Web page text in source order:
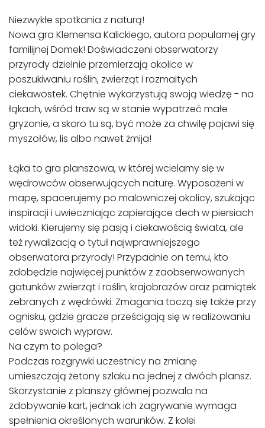
Niezwykłe spotkania z naturą!
Nowa gra Klemensa Kalickiego, autora popularnej gry
familijnej Domek! Doświadczeni obserwatorzy
przyrody dzielnie przemierzają okolice w
poszukiwaniu roślin, zwierząt i rozmaitych
ciekawostek. Chętnie wykorzystują swoją wiedzę - na
łąkach, wśród traw są w stanie wypatrzeć małe
gryzonie, a skoro tu są, być może za chwilę pojawi się
myszołów, lis albo nawet żmija!
Łąka to gra planszowa, w której wcielamy się w
wędrowców obserwujących naturę. Wyposażeni w
mapę, spacerujemy po malowniczej okolicy, szukając
inspiracji i uwieczniając zapierające dech w piersiach
widoki. Kierujemy się pasją i ciekawością świata, ale
też rywalizacją o tytuł najwprawniejszego
obserwatora przyrody! Przypadnie on temu, kto
zdobędzie najwięcej punktów z zaobserwowanych
gatunków zwierząt i roślin, krajobrazów oraz pamiątek
zebranych z wędrówki. Zmagania toczą się także przy
ognisku, gdzie gracze prześcigają się w realizowaniu
celów swoich wypraw.
Na czym to polega?
Podczas rozgrywki uczestnicy na zmianę
umieszczają żetony szlaku na jednej z dwóch plansz.
Skorzystanie z planszy głównej pozwala na
zdobywanie kart, jednak ich zagrywanie wymaga
spełnienia określonych warunków. Z kolei